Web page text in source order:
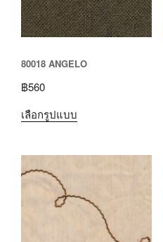
80018 ANGELO
฿560
เลือกรูปแบบ